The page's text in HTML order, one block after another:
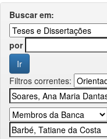
Buscar em:
por
Filtros correntes: